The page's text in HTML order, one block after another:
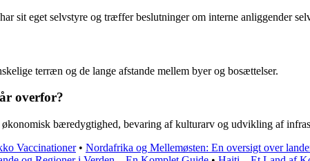
sit eget selvstyre og træffer beslutninger om interne anliggender
terræn og de lange afstande mellem byer og bosættelser.
overfor?
bæredygtighed, bevaring af kulturarv og udvikling af
Vaccinationer• Nordafrika og Mellemøsten: En oversigt over